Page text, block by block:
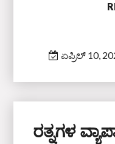
ಏಪ್ರಿಲ್ 10,
ರತ್ನಗಳ